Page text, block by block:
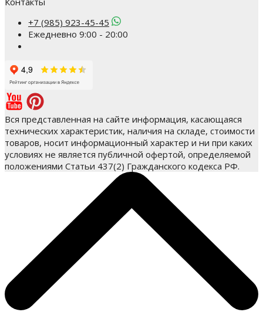
+7 (985) 923-45-45
Ежедневно 9:00 - 20:00
Вся представленная на сайте информация, касающаяся
технических характеристик, наличия на складе, стоимости
товаров, носит информационный характер и ни при каких
условиях не является публичной офертой, определяемой
положениями Статьи 437(2) Гражданского кодекса РФ.